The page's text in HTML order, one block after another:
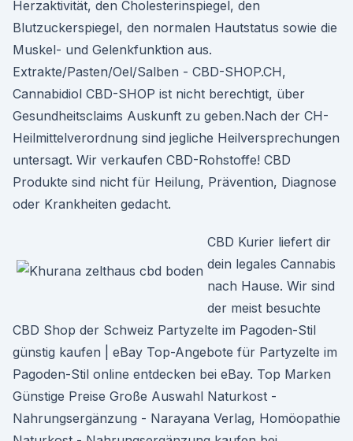
Herzaktivität, den Cholesterinspiegel, den
Blutzuckerspiegel, den normalen Hautstatus sowie die
Muskel- und Gelenkfunktion aus.
Extrakte/Pasten/Oel/Salben - CBD-SHOP.CH,
Cannabidiol CBD-SHOP ist nicht berechtigt, über
Gesundheitsclaims Auskunft zu geben.Nach der CH-
Heilmittelverordnung sind jegliche Heilversprechungen
untersagt. Wir verkaufen CBD-Rohstoffe! CBD
Produkte sind nicht für Heilung, Prävention, Diagnose
oder Krankheiten gedacht.
CBD Kurier liefert dir
dein legales Cannabis
nach Hause. Wir sind
der meist besuchte
CBD Shop der Schweiz Partyzelte im Pagoden-Stil
günstig kaufen | eBay Top-Angebote für Partyzelte im
Pagoden-Stil online entdecken bei eBay. Top Marken
Günstige Preise Große Auswahl Naturkost -
Nahrungsergänzung - Narayana Verlag, Homöopathie